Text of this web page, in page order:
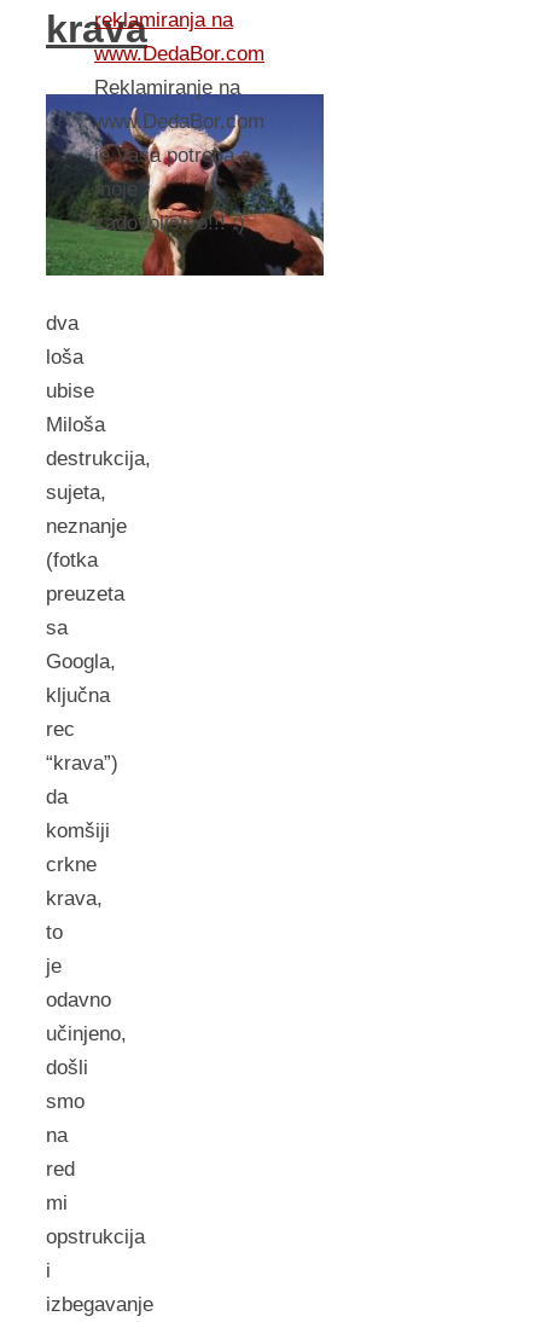
krava
dva
loša
ubise
Miloša
destrukcija,
sujeta,
neznanje
(fotka
preuzeta
sa
Googla,
ključna
rec
“krava”)
da
komšiji
crkne
krava,
to
je
odavno
učinjeno,
došli
smo
na
red
mi
opstrukcija
i
izbegavanje
reklamiranja na
www.DedaBor.com
Reklamiranje na
www.DedaBor.com
je Vaša potreba a
moje
zadovoljstvo!!! :)